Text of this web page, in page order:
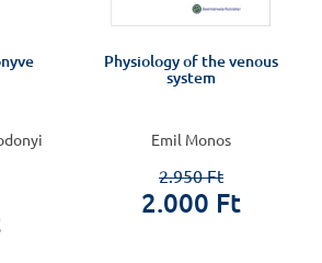
Physiology of the venous
system
Emil Monos
2.950 Ft
2.000 Ft